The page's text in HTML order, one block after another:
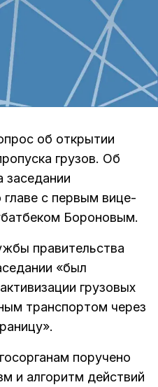
об открытии
грузов. Об
заседании
с первым вице-
Бороновым.
правительства
«был
грузовых
транспортом через
поручено
и алгоритм действий